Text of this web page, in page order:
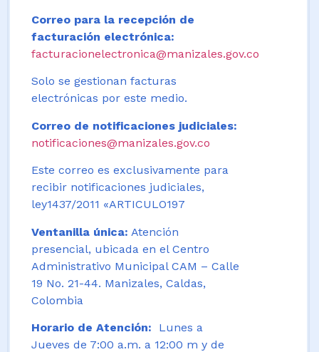
Correo para la recepción de
facturación electrónica:
facturacionelectronica@manizales.gov.co
Solo se gestionan facturas
electrónicas por este medio.
Correo de notificaciones judiciales:
notificaciones@manizales.gov.co
Este correo es exclusivamente para
recibir notificaciones judiciales,
ley1437/2011 «ARTICULO197
Ventanilla única: Atención
presencial, ubicada en el Centro
Administrativo Municipal CAM – Calle
19 No. 21-44. Manizales, Caldas,
Colombia
Horario de Atención:
Lunes a
Jueves de 7:00 a.m. a 12:00 m y de